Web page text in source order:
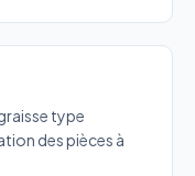
type
des pièces à